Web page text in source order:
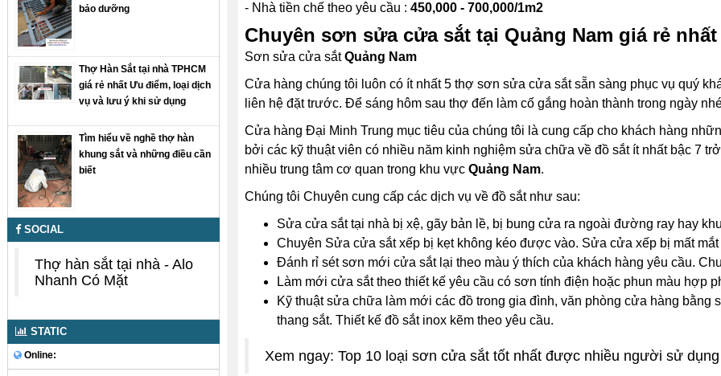
- Nhà tiền chế theo yêu cầu : 450,000 - 700,000/1m2
Chuyên sơn sửa cửa sắt tại Quảng Nam giá rẻ
Sơn sửa cửa sắtQuảng Nam
Cửa hàng chúng tôi luôn có ít nhất 5 thợ sơn sửa cửa sắt sẵn sàng phục vụ quý
liên hệ đặt trước. Để sáng hôm sau thợ đến làm cố gắng hoàn thành trong ngày
Cửa hàng Đại Minh Trung mục tiêu của chúng tôi là cung cấp cho khách hàng
bởi các kỹ thuật viên có nhiều năm kinh nghiệm sửa chữa về đồ sắt ít nhất bậc 7
nhiều trung tâm cơ quan trong khu vực Quảng Nam.
Chúng tôi Chuyên cung cấp các dịch vụ về đồ sắt như sau:
Sửa cửa sắt tại nhà bị xệ, gãy bản lề, bị bung cửa ra ngoài đường ray hay
Chuyên Sửa cửa sắt xếp bị kẹt không kéo được vào. Sửa cửa xếp bị mất
Đánh rỉ sét sơn mới cửa sắt lại theo màu ý thích của khách hàng yêu cầu.
Làm mới cửa sắt theo thiết kế yêu cầu có sơn tính điện hoặc phun màu hợp
Kỹ thuật sửa chữa làm mới các đồ trong gia đình, văn phòng cửa hàng bằng
thang sắt. Thiết kế đồ sắt inox kẽm theo yêu cầu.
Xem ngay: Top 10 loại sơn cửa sắt tốt nhất được nhiều người sử
bảo dưỡng
Thợ Hàn Sắt tại nhà TPHCM
giá rẻ nhất Ưu điểm, loại dịch
vụ và lưu ý khi sử dụng
Tìm hiểu về nghề thợ hàn
khung sắt và những điều cần
biết
SOCIAL
Thợ hàn sắt tại nhà - Alo
Nhanh Có Mặt
STATIC
Online: